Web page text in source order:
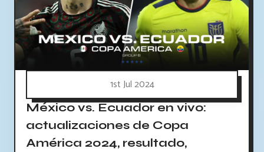
1st Jul 2024
México vs. Ecuador en vivo:
actualizaciones de Copa
América 2024, resultado,